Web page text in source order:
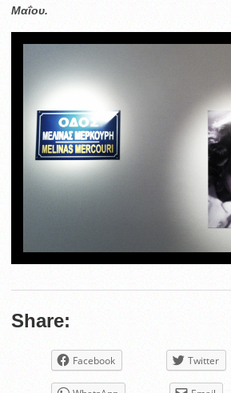
Μαΐου.
Share:
Facebook Twitter